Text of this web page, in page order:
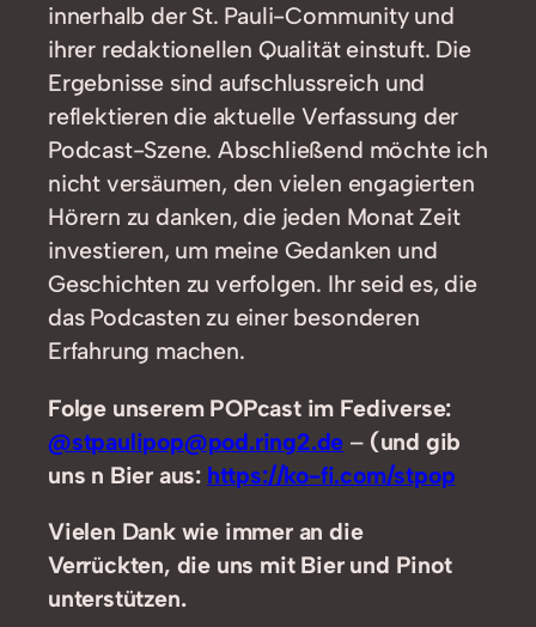
innerhalb der St. Pauli-Community und
ihrer redaktionellen Qualität einstuft. Die
Ergebnisse sind aufschlussreich und
reflektieren die aktuelle Verfassung der
Podcast-Szene. Abschließend möchte ich
nicht versäumen, den vielen engagierten
Hörern zu danken, die jeden Monat Zeit
investieren, um meine Gedanken und
Geschichten zu verfolgen. Ihr seid es, die
das Podcasten zu einer besonderen
Erfahrung machen.
Folge unserem POPcast im Fediverse:
@stpaulipop@pod.ring2.de – (und gib
uns n Bier aus: https://ko-fi.com/stpop
Vielen Dank wie immer an die
Verrückten, die uns mit Bier und Pinot
unterstützen.